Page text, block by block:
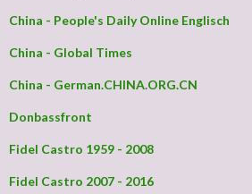
China - People's Daily Online Englisch
China - Global Times
China - German.CHINA.ORG.CN
Donbassfront
Fidel Castro 1959 - 2008
Fidel Castro 2007 - 2016